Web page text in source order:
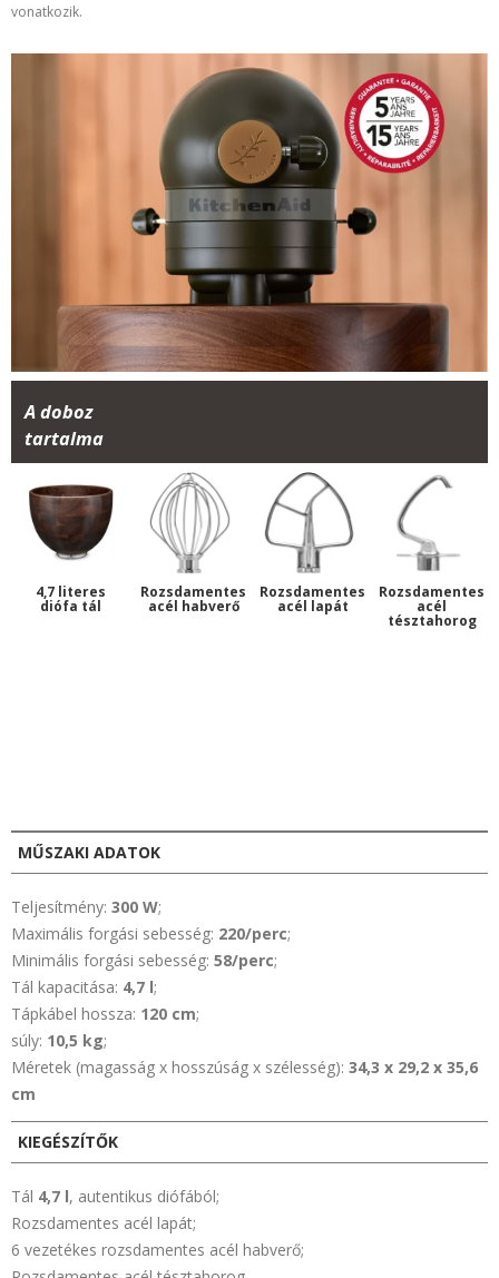
vonatkozik.
A doboz
tartalma
4,7 literes
diófa tál
Rozsdamentes
acél habverő
Rozsdamentes
acél lapát
Rozsdamentes
acél
tésztahorog
MŰSZAKI ADATOK
Teljesítmény: 300 W;
Maximális forgási sebesség: 220/perc;
Minimális forgási sebesség: 58/perc;
Tál kapacitása: 4,7 l;
Tápkábel hossza: 120 cm;
súly: 10,5 kg;
Méretek (magasság x hosszúság x szélesség): 34,3 x 29,2 x 35,6
cm
KIEGÉSZÍTŐK
Tál 4,7 l, autentikus diófából;
Rozsdamentes acél lapát;
6 vezetékes rozsdamentes acél habverő;